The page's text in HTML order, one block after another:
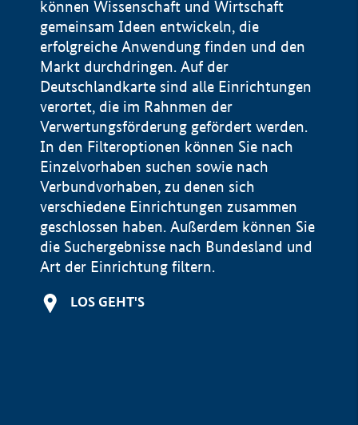
können Wissenschaft und Wirtschaft
gemeinsam Ideen entwickeln, die
erfolgreiche Anwendung finden und den
Markt durchdringen. Auf der
Deutschlandkarte sind alle Einrichtungen
verortet, die im Rahnmen der
Verwertungsförderung gefördert werden.
In den Filteroptionen können Sie nach
Einzelvorhaben suchen sowie nach
Verbundvorhaben, zu denen sich
verschiedene Einrichtungen zusammen
geschlossen haben. Außerdem können Sie
die Suchergebnisse nach Bundesland und
Art der Einrichtung filtern.
LOS GEHT'S